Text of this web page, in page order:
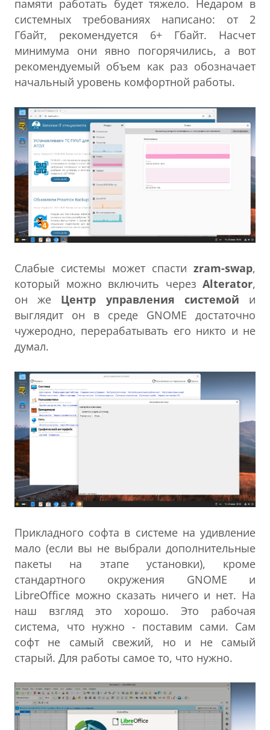
памяти работать будет тяжело. Недаром в
системных требованиях написано: от 2
Гбайт, рекомендуется 6+ Гбайт. Насчет
минимума они явно погорячились, а вот
рекомендуемый объем как раз обозначает
начальный уровень комфортной работы.
Слабые системы может спасти zram-swap,
который можно включить через Alterator,
он же Центр управления системой и
выглядит он в среде GNOME достаточно
чужеродно, перерабатывать его никто и не
думал.
Прикладного софта в системе на удивление
мало (если вы не выбрали дополнительные
пакеты на этапе установки), кроме
стандартного окружения GNOME и
LibreOffice можно сказать ничего и нет. На
наш взгляд это хорошо. Это рабочая
система, что нужно - поставим сами. Сам
софт не самый свежий, но и не самый
старый. Для работы самое то, что нужно.